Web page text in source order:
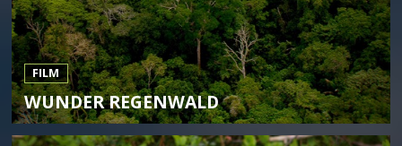
FILM
WUNDER REGENWALD